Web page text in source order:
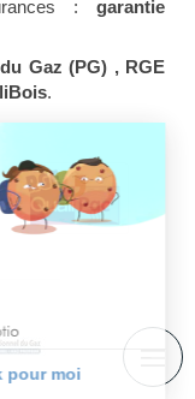
: garantie
Gaz (PG) , RGE
.